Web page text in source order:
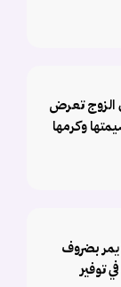
الزوج تعرض
وكرمها
يمر بضروف
توفير